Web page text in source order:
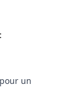
un